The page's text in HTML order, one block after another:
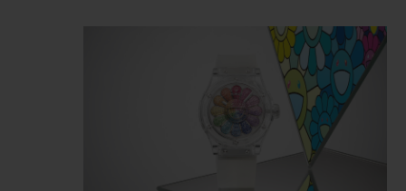
La fleur humanisée affiche un sourire
espiègle sur un visage tridimensionnel
émergeant littéralement du cadran de la
montre. Une face autour de laquelle
tournent 12 pétales aux couleurs